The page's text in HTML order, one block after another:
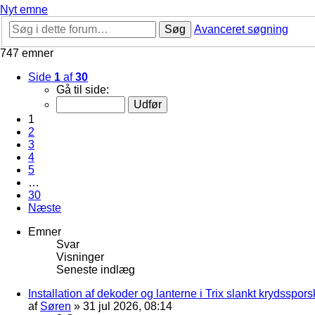
Nyt emne
Søg
Avanceret søgning
747 emner
Side 1 af30
Gå til side:
1
2
3
4
5
…
30
Næste
Emner
Svar
Visninger
Seneste indlæg
Installation af dekoder og lanterne i Trix slankt
af Søren » 31 jul 2026, 08:14